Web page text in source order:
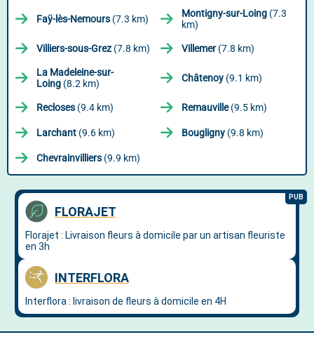
Faÿ-lès-Nemours (7.3 km) Montigny-sur-Loing (7.3
km)
Villiers-sous-Grez (7.8 km) Villemer(7.8 km)
La Madeleine-sur-
Loing (8.2 km) Châtenoy (9.1 km)
Recloses (9.4 km) Remauville(9.5 km)
Larchant (9.6 km) Bougligny (9.8 km)
Chevrainvilliers (9.9 km)